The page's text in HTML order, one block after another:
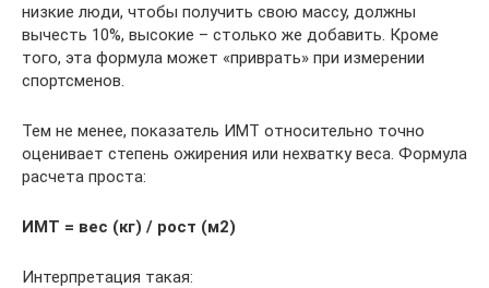
низкие люди, чтобы получить свою массу, должны
вычесть 10%, высокие – столько же добавить. Кроме
того, эта формула может «приврать» при измерении
спортсменов.
Тем не менее, показатель ИМТ относительно точно
оценивает степень ожирения или нехватку веса. Формула
расчета проста:
ИМТ = вес (кг) / рост (м2)
Интерпретация такая: